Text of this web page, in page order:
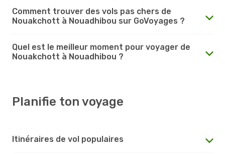
Comment trouver des vols pas chers de
Nouakchott à Nouadhibou sur GoVoyages ?
Quel est le meilleur moment pour voyager de
Nouakchott à Nouadhibou ?
Planifie ton voyage
Itinéraires de vol populaires